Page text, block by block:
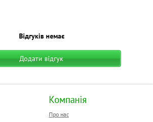
цінують яскраві кольори і чіткість кадру.
для проектів та презентацій.
— глибина чорного, насиченість кольорів,
при правильному освітленні.
сумісний з більшістю струменевих
Відгуків немає
Додати відгук
Компанія
Про нас